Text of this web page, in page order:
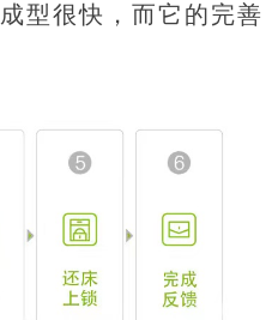
型很快，而它的完善